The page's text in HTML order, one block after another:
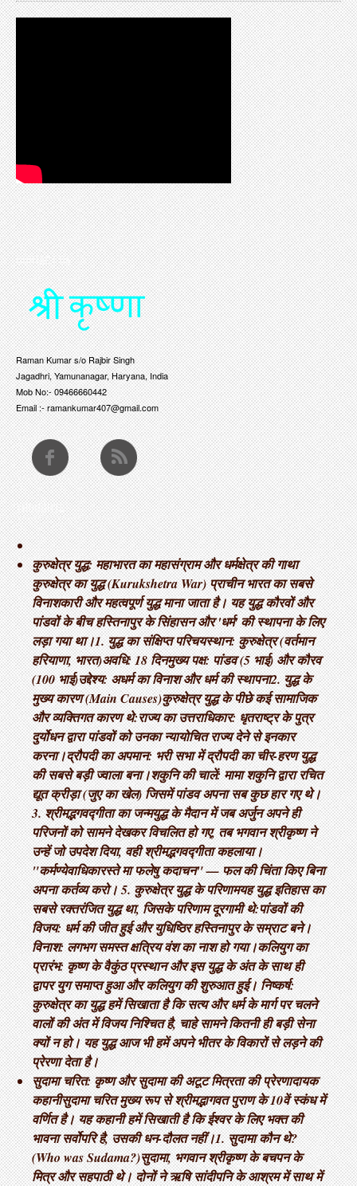
CONTACT US
Raman Kumar s/o Rajbir Singh
Jagadhri, Yamunanagar, Haryana, India
Mob No:- 09466660442
Email :- ramankumar407@gmail.com
THOUGHTS
कुरुक्षेत्र युद्ध: महाभारत का महासंग्राम और धर्मक्षेत्र की गाथा ​
कुरुक्षेत्र का युद्ध (Kurukshetra War) प्राचीन भारत का सबसे
विनाशकारी और महत्वपूर्ण युद्ध माना जाता है। यह युद्ध कौरवों और
पांडवों के बीच हस्तिनापुर के सिंहासन और 'धर्म' की स्थापना के लिए
लड़ा गया था। ​1. युद्ध का संक्षिप्त परिचय ​स्थान: कुरुक्षेत्र (वर्तमान
हरियाणा, भारत) ​अवधि: 18 दिन ​मुख्य पक्ष: पांडव (5 भाई) और कौरव
(100 भाई) ​उद्देश्य: अधर्म का विनाश और धर्म की स्थापना ​2. युद्ध के
मुख्य कारण (Main Causes) ​कुरुक्षेत्र युद्ध के पीछे कई सामाजिक
और व्यक्तिगत कारण थे: ​राज्य का उत्तराधिकार: धृतराष्ट्र के पुत्र
दुर्योधन द्वारा पांडवों को उनका न्यायोचित राज्य देने से इनकार
करना। ​द्रौपदी का अपमान: भरी सभा में द्रौपदी का चीर-हरण युद्ध
की सबसे बड़ी ज्वाला बना। ​शकुनि की चालें: मामा शकुनि द्वारा रचित
द्यूत क्रीड़ा (जुए का खेल) जिसमें पांडव अपना सब कुछ हार गए थे। ​
3. श्रीमद्भगवद्गीता का जन्म ​युद्ध के मैदान में जब अर्जुन अपने ही
परिजनों को सामने देखकर विचलित हो गए, तब भगवान श्रीकृष्ण ने
उन्हें जो उपदेश दिया, वही श्रीमद्भगवद्गीता कहलाया। ​
"कर्मण्येवाधिकारस्ते मा फलेषु कदाचन" — फल की चिंता किए बिना
अपना कर्तव्य करो। 5. कुरुक्षेत्र युद्ध के परिणाम ​यह युद्ध इतिहास का
सबसे रक्तरंजित युद्ध था, जिसके परिणाम दूरगामी थे: ​पांडवों की
विजय: धर्म की जीत हुई और युधिष्ठिर हस्तिनापुर के सम्राट बने। ​
विनाश: लगभग समस्त क्षत्रिय वंश का नाश हो गया। ​कलियुग का
प्रारंभ: कृष्ण के वैकुंठ प्रस्थान और इस युद्ध के अंत के साथ ही
द्वापर युग समाप्त हुआ और कलियुग की शुरुआत हुई। निष्कर्ष:
कुरुक्षेत्र का युद्ध हमें सिखाता है कि सत्य और धर्म के मार्ग पर चलने
वालों की अंत में विजय निश्चित है, चाहे सामने कितनी ही बड़ी सेना
क्यों न हो। यह युद्ध आज भी हमें अपने भीतर के विकारों से लड़ने की
प्रेरणा देता है।
सुदामा चरित: कृष्ण और सुदामा की अटूट मित्रता की प्रेरणादायक
कहानी ​सुदामा चरित मुख्य रूप से श्रीमद्भागवत पुराण के 10वें स्कंध में
वर्णित है। यह कहानी हमें सिखाती है कि ईश्वर के लिए भक्त की
भावना सर्वोपरि है, उसकी धन-दौलत नहीं। ​1. सुदामा कौन थे?
(Who was Sudama?) ​सुदामा, भगवान श्रीकृष्ण के बचपन के
मित्र और सहपाठी थे। दोनों ने ऋषि सांदीपनि के आश्रम में साथ में